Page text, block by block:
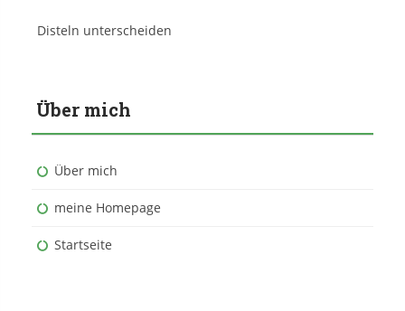
Disteln unterscheiden
Über mich
Über mich
meine Homepage
Startseite